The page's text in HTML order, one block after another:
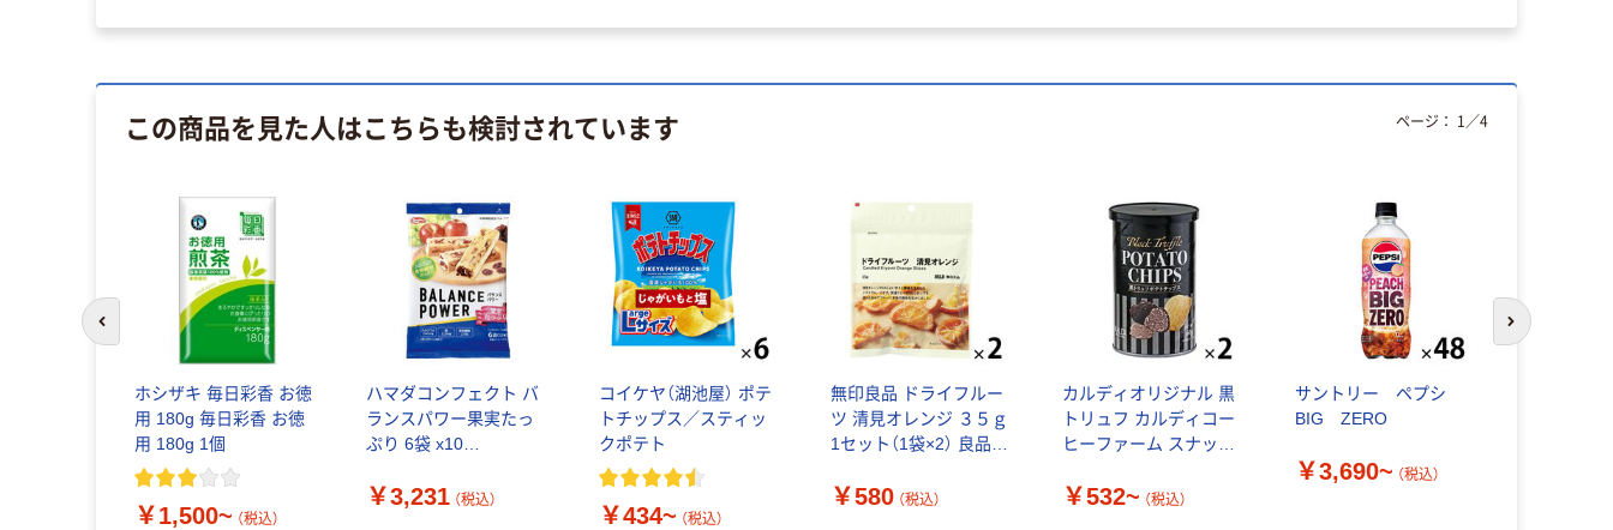
この商品を見た人はこちらも検討されています
ホシザキ 毎日彩香 お徳
用 180g 毎日彩香 お徳
用 180g 1個
￥1,500~ （税込）
ハマダコンフェクト バ
ランスパワー果実たっ
ぷり 6袋 x10
ト(10個入)（直送品）
￥3,231 （税込）
コイケヤ（湖池屋） ポテ
トチップス／スティッ
クポテト
￥434~ （税込）
無印良品 ドライフルー
ツ 清見オレンジ ３５ｇ
1セット（1袋×2） 良品計
￥580 （税込）
カルディオリジナル 黒
トリュフ カルディコー
ヒーファーム スナック
￥532~ （税込）
サントリー ペプシ
BIG ZERO
￥3,690~ （税込）
ページ： 1 ／4
前のスライドへ 次のスライド